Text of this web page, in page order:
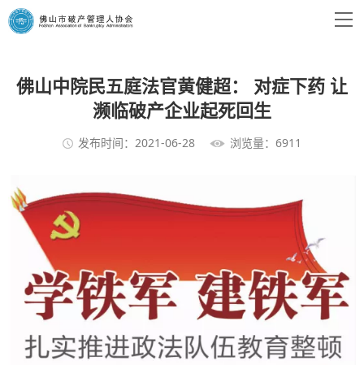
佛山中院民五庭法官黄健超： 对症下药 让
濒临破产企业起死回生
发布时间：2021-06-28 浏览量：6911